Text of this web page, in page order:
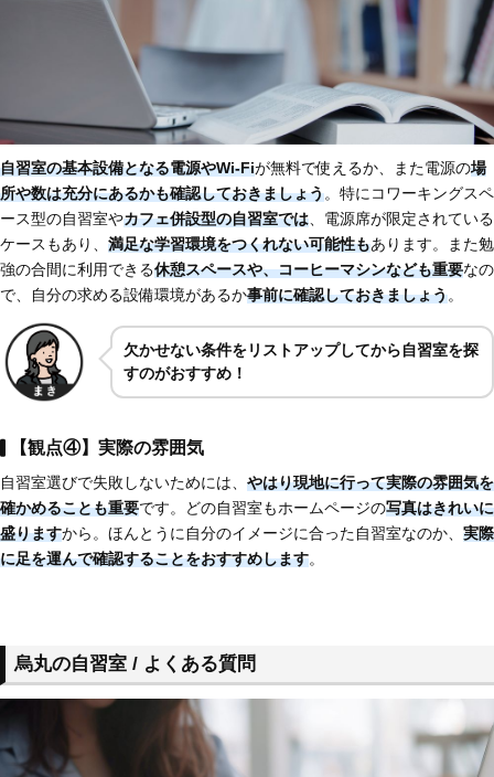
自習室の基本設備となる電源やWi-Fiが無料で使えるか、また電源の場
所や数は充分にあるかも確認しておきましょう。特にコワーキングスペ
ース型の自習室やカフェ併設型の自習室では 、電源席が限定されている
ケースもあり、 満足な学習環境をつくれない可能性もあります。また勉
強の合間に利用できる休憩スペースや、コーヒーマシンなども重要なの
で、自分の求める設備環境があるか事前に確認しておきましょう。
欠かせない条件をリストアップしてから自習室を探
すのがおすすめ！
【観点④】実際の雰囲気
自習室選びで失敗しないためには、 やはり現地に行って実際の雰囲気を
確かめることも重要です。どの自習室もホームページの写真はきれいに
盛りますから。ほんとうに自分のイメージに合った自習室なのか、 実際
に足を運んで確認することをおすすめします。
烏丸の自習室 / よくある質問